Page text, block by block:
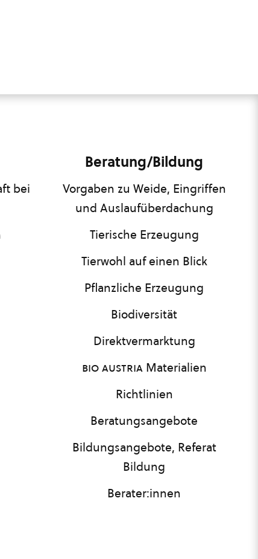
bei
Beratung/Bildung
Vorgaben zu Weide, Eingriffen
und Auslaufüberdachung
Tierische Erzeugung
Tierwohl auf einen Blick
Pflanzliche Erzeugung
Biodiversität
Direktvermarktung
bio austriaMaterialien
Richtlinien
Beratungsangebote
Bildungsangebote, Referat
Bildung
Berater:innen